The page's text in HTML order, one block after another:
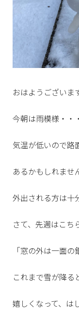
おはようございま
今朝は雨模様・・・
気温が低いので路
あるかもしれませ
外出される方は十
さて、先週はこち
「窓の外は一面の
これまで雪が降る
嬉しくなって、は